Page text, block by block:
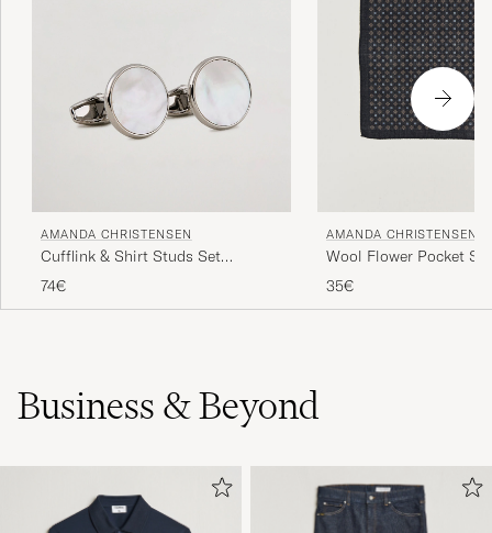
AMANDA CHRISTENSEN
Cufflink & Shirt Studs Set
White/Silver
74€
AMANDA CHRISTENSEN
Wool Flower Pocket
35€
Business & Beyond